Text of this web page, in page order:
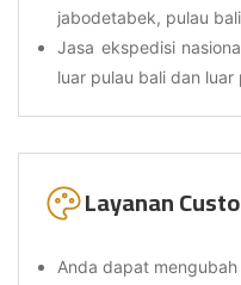
jabodetabek, pulau
Jasa ekspedisi
luar pulau bali dan luar
Layanan
Anda dapat